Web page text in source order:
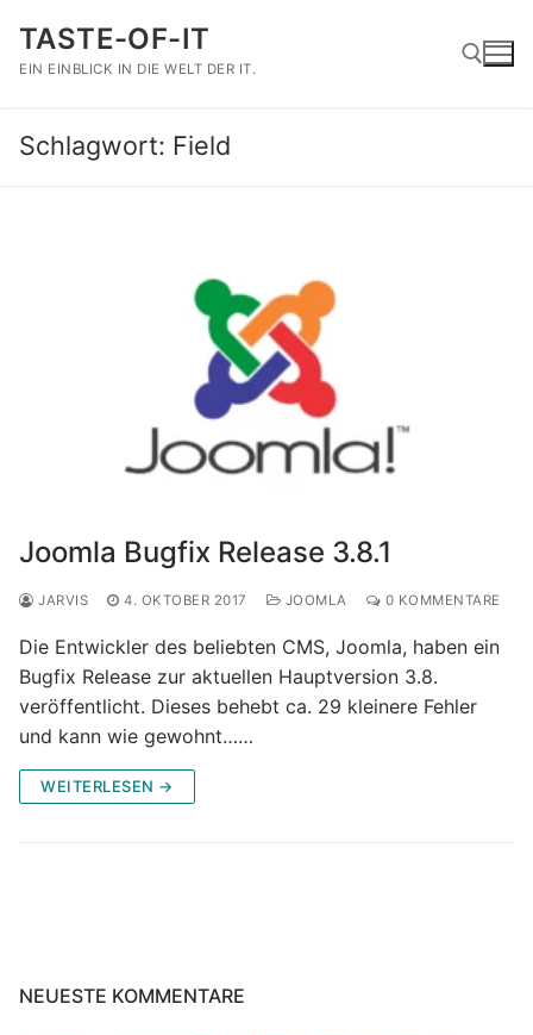
Inhalt
springen
TASTE-OF-IT
EIN EINBLICK IN DIE WELT DER IT.
Schlagwort: Field
Joomla Bugfix Release 3.8.1
JARVIS 4. OKTOBER 2017 JOOMLA 0 KOMMENTARE
Die Entwickler des beliebten CMS, Joomla, haben ein
Bugfix Release zur aktuellen Hauptversion 3.8.
veröffentlicht. Dieses behebt ca. 29 kleinere Fehler
und kann wie gewohnt……
WEITERLESEN →
NEUESTE KOMMENTARE